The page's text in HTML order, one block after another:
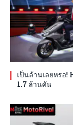
เป็นล้านเลยหรอ!
1.7 ล้านคัน